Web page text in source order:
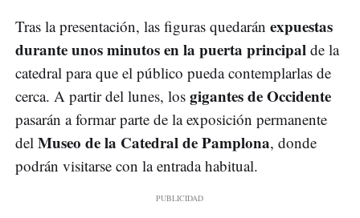
Tras la presentación, las figuras quedarán expuestas
durante unos minutos en la puerta principal de la
catedral para que el público pueda contemplarlas de
cerca. A partir del lunes, los gigantes de Occidente
pasarán a formar parte de la exposición permanente
del Museo de la Catedral de Pamplona, donde
podrán visitarse con la entrada habitual.